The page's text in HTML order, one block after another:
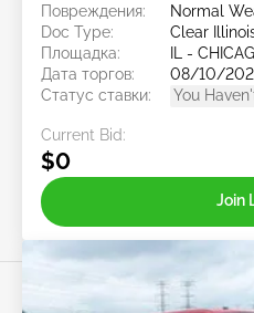
Повреждения:
Normal
Doc Type:
Clear
Площадка:
IL -
Дата торгов:
08/10/
Статус ставки:
You
Current Bid:
$0
Join